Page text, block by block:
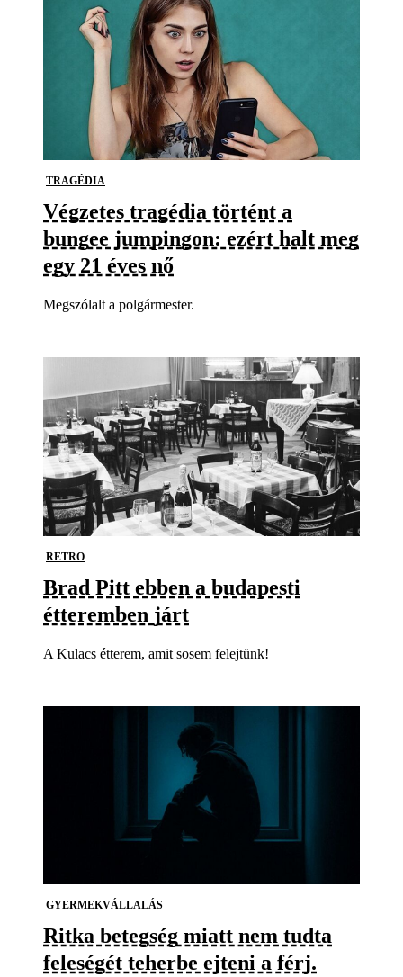
TRAGÉDIA
Végzetes tragédia történt a
bungee jumpingon: ezért halt meg
egy 21 éves nő
Megszólalt a polgármester.
RETRO
Brad Pitt ebben a budapesti
étteremben járt
A Kulacs étterem, amit sosem felejtünk!
GYERMEKVÁLLALÁS
Ritka betegség miatt nem tudta
feleségét teherbe ejteni a férj.